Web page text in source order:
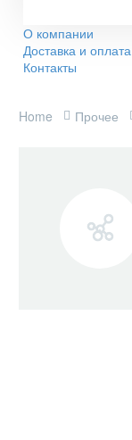
О компании
Доставка и оплата
Контакты
Home Прочее